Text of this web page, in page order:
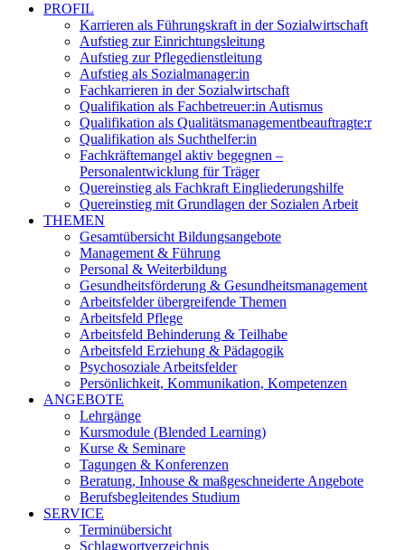
PROFIL
Karrieren als Führungskraft in der Sozialwirtschaft
Aufstieg zur Einrichtungsleitung
Aufstieg zur Pflegedienstleitung
Aufstieg als Sozialmanager:in
Fachkarrieren in der Sozialwirtschaft
Qualifikation als Fachbetreuer:in Autismus
Qualifikation als Qualitätsmanagementbeauftragte:r
Qualifikation als Suchthelfer:in
Fachkräftemangel aktiv begegnen –
Personalentwicklung für Träger
Quereinstieg als Fachkraft Eingliederungshilfe
Quereinstieg mit Grundlagen der Sozialen Arbeit
THEMEN
Gesamtübersicht Bildungsangebote
Management & Führung
Personal & Weiterbildung
Gesundheitsförderung & Gesundheitsmanagement
Arbeitsfelder übergreifende Themen
Arbeitsfeld Pflege
Arbeitsfeld Behinderung & Teilhabe
Arbeitsfeld Erziehung & Pädagogik
Psychosoziale Arbeitsfelder
Persönlichkeit, Kommunikation, Kompetenzen
ANGEBOTE
Lehrgänge
Kursmodule (Blended Learning)
Kurse & Seminare
Tagungen & Konferenzen
Beratung, Inhouse & maßgeschneiderte Angebote
Berufsbegleitendes Studium
SERVICE
Terminübersicht
Schlagwortverzeichnis